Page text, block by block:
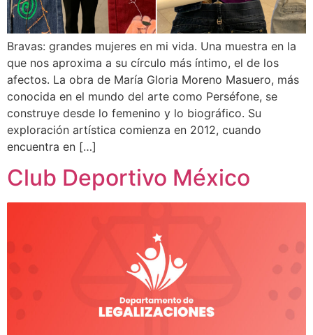
Bravas: grandes mujeres en mi vida. Una muestra en la
que nos aproxima a su círculo más íntimo, el de los
afectos. La obra de María Gloria Moreno Masuero, más
conocida en el mundo del arte como Perséfone, se
construye desde lo femenino y lo biográfico. Su
exploración artística comienza en 2012, cuando
encuentra en […]
Club Deportivo México